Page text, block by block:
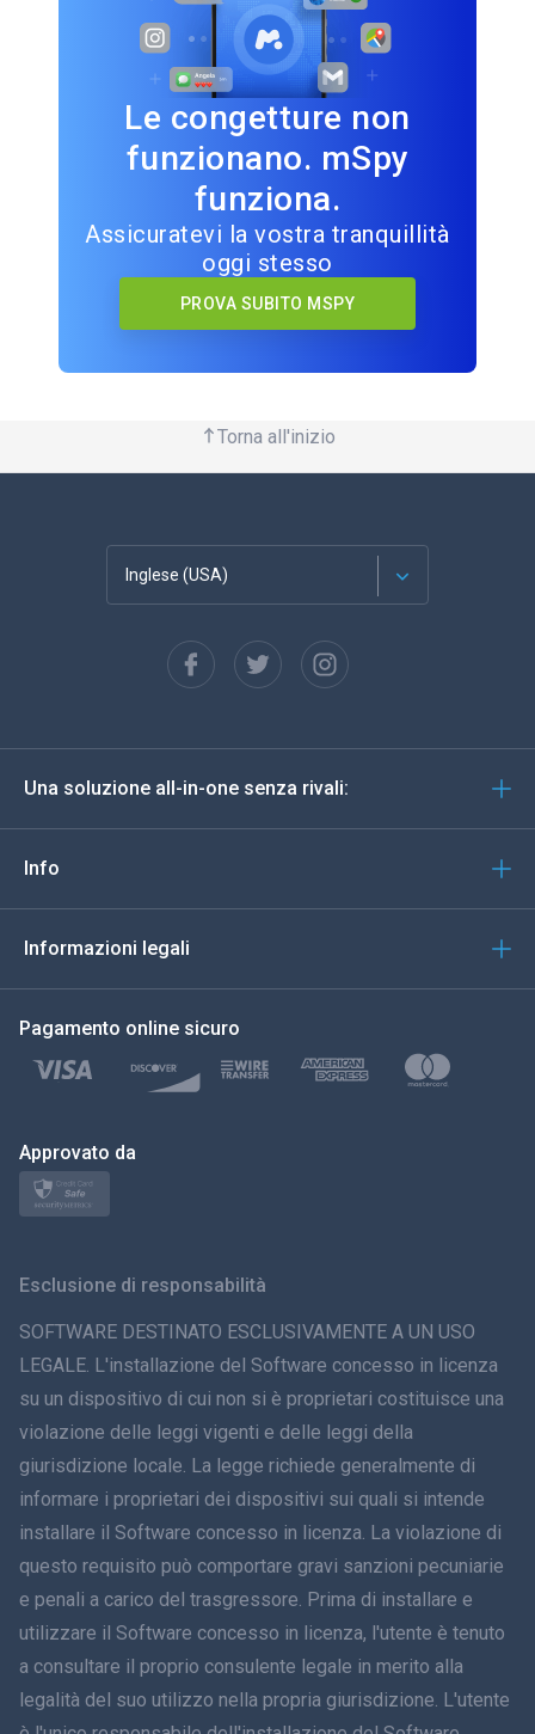
Le congetture non
funzionano. mSpy
funziona.
Assicuratevi la vostra tranquillità
oggi stesso
PROVA SUBITO MSPY
Torna all'inizio
Inglese (USA)
Español
Deutsch
Türkçe
Polski
日本
ภาษาไทย
Dansk
हिंदी
עברית
Română
Ελληνικά
Una soluzione all-in-one senza rivali:
Info
Informazioni legali
Pagamento online sicuro
Approvato da
Esclusione di responsabilità
SOFTWARE DESTINATO ESCLUSIVAMENTE A UN USO
LEGALE. L'installazione del Software concesso in licenza
su un dispositivo di cui non si è proprietari costituisce una
violazione delle leggi vigenti e delle leggi della
giurisdizione locale. La legge richiede generalmente di
informare i proprietari dei dispositivi sui quali si intende
installare il Software concesso in licenza. La violazione di
questo requisito può comportare gravi sanzioni pecuniarie
e penali a carico del trasgressore. Prima di installare e
utilizzare il Software concesso in licenza, l'utente è tenuto
a consultare il proprio consulente legale in merito alla
legalità del suo utilizzo nella propria giurisdizione. L'utente